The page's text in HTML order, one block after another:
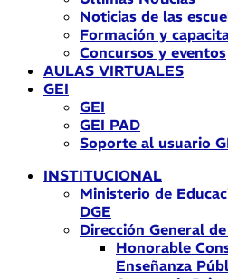
Noticias de las
Formación y
Concursos y eventos
AULAS VIRTUALES
GEI
GEI
GEI PAD
Soporte al usuario
INSTITUCIONAL
Ministerio de
DGE
Dirección General
Honorable
Enseñanza